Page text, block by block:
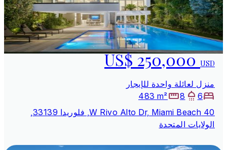
US$ 250,000USD
منزل لعائلة واحدة للإيجار
6
8
483 m²
الولايات المتحدة